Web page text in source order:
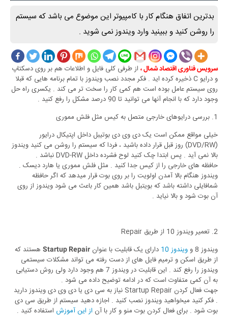
بدترین اتفاق هنگام کار با کامپیوتر این موضوع می باشد که سیستم
را روشن کنید و ببینید وارد ویندوز نمی شوید .
سرویس فناوری اقتصاد شمال ، از طرفی کلی فایل و اطلاعات هم بر روی دسکتاپ
و درایو C ذخیره کرده اید . فکر مجدد نصب ویندوز با تمام برنامه هایی که قبلا
روی سیستم عامل بوده است هم کمی کار را سخت تر می کند . یکسری راه حل
وجود دارد که با انجام آنها می توانید تا 90 درصد مشکل را رفع کنید .
1. بررسی درایوهای خارجی متصل به کیس مثل فلش مموری
خیلی مواقع ممکن است یک دی وی دی بوتیبل داخل اپتیکال درایور
(DVD/RW) روز قبل قرار داده باشید ، فردا که سیستم را روشن می کنید ویندوز
بالا نمی آید . پس ابتدا چک کنید لوح فشرده داخل DVD-RW نباشد .
حافظه های خارجی را از کیس جدا کنید . مثل فلش مموری یا هارد دیسک .
ویندوز هنگام بالا آمدن اولویت را بر روی بوت قرار میدهد که اگر حافظه
شمافایلی داشته باشد که بویتبل باشد همین کار باعث می شود ویندوز از روی
آن بوت شود و بالا نیاید .
2. تعمیر ویندوز 10 از طریق Repair
ویندوز 8 و
ویندوز 10 دارای یک قابلیت با عنوان Startup Repair هستند که
از طریق اسکن و ترمیم فایل های از دست رفته می تواند مشکلات سیستمی
ویندوز را رفع کند . این قابلیت در ویندوز 7 هم وجود دارد ولی روش دستیابی
به آن کمی متفاوت است که در ادامه توضیح داده می شود .
جهت فعال کردن Startup Repair نیاز به سی دی یا دی وی دی ویندوز دارید
. فکر کنید میخواهید ویندوز نصب کنید . اجازه دهید سیستم از طریق سی دی
بوت شود . برای فعال کردن بوت منو و کار با آن از این آموزش استفاده کنید .